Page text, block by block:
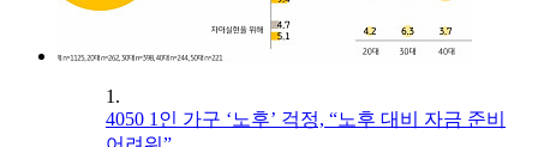
1.
4050 1인 가구 ‘노후’ 걱정, “노후 대비 자금 준비